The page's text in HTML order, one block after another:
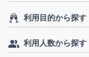
利用目的から探す
利用人数から探す